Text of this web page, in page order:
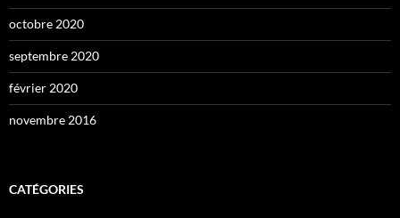
octobre 2020
septembre 2020
février 2020
novembre 2016
CATÉGORIES